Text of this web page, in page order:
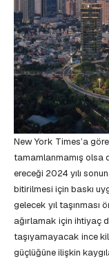
New York Times’a
tamamlanmamış olsa
ereceği 2024 yılı
bitirilmesi için baskı
gelecek yıl
ağırlamak için ihtiyaç
taşıyamayacak ince
güçlüğüne ilişkin